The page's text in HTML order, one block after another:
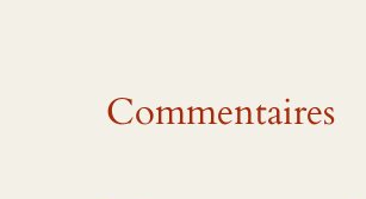
Commentaires